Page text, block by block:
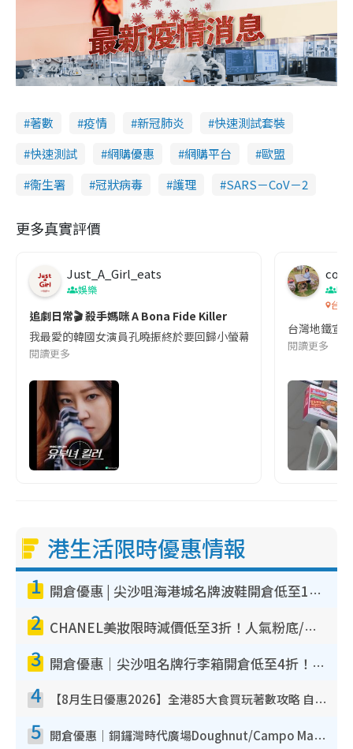
著數 疫情 新冠肺炎
快速測試套裝
快速測試
網購優惠 網購平台
歐盟
衞生署
冠狀病毒 護理 SARS－CoV－2
更多真實評價
Just_A_Girl_eats
娛樂
追劇日常🎬 殺手媽咪 A Bona Fide Killer
我最愛的韓國女演員孔曉振終於要回歸小螢幕啦!這次的劇本改編
閱讀更多
co
吹
台灣
台灣地鐵宣
閱讀更多
港生活限時優惠情報
1 開倉優惠 | 尖沙咀海港城名牌波鞋開倉低至1折！On鞋$899起／Joy&Peace鞋履$98起
2 CHANEL美妝限時減價低至3折！人氣粉底/唇膏/精華液低至$275！COCO香水都有平
3 開倉優惠｜尖沙咀名牌行李箱開倉低至4折！一連5日 American Tourister/ace./Hallmark $200起！
4 【8月生日優惠2026】全港85大食買玩著數攻略 自助餐/火鍋放題同行免費＋誠品/DONKI送現金券
5 開倉優惠｜銅鑼灣時代廣場Doughnut/Campo Marzio開倉低至1折！背囊、書包、手袋劈價$200起